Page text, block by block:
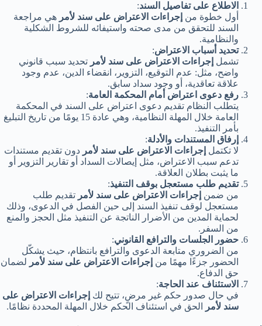
الاطلاع على تفاصيل السند:
أول خطوة من إجراءات الاعتراض على سند لأمر هي مراجعة
السند للتحقق من مدى صحته واستيفائه للشروط الشكلية
والنظامية.
تحديد أسباب الاعتراض:
تشمل إجراءات الاعتراض على سند لأمر تحديد سبب قانوني
واضح، مثل: عدم التوقيع، التزوير، انقضاء الدين، عدم وجود
علاقة تعاقدية، أو وجود سداد سابق.
رفع دعوى اعتراض أمام المحكمة العامة:
يتطلب النظام تقديم دعوى اعتراض على السند في المحكمة
العامة خلال المهلة النظامية، وهي عادة 15 يومًا من تاريخ التبليغ
بأمر التنفيذ.
إرفاق المستندات والأدلة:
لا تكتمل إجراءات الاعتراض على سند لأمر دون تقديم مستندات
تدعم سبب الاعتراض، مثل إيصالات السداد أو تقارير التزوير أو
ما يثبت بطلان العلاقة.
تقديم طلب مستعجل بوقف التنفيذ:
من ضمن إجراءات الاعتراض على سند لأمر تقديم طلب
مستعجل لوقف تنفيذ السند إلى حين الفصل في الدعوى، وذلك
لحماية المدين من الأضرار الناتجة عن التنفيذ مثل الحجز والمنع
من السفر.
حضور الجلسات والترافع القانوني:
من الضروري متابعة الدعوى والترافع بانتظام، حيث يشكّل
الحضور جزءًا مهمًا من إجراءات الاعتراض على سند لأمر لضمان
حق الدفاع.
الاستئناف عند الحاجة:
في حال صدور حكم غير مرضٍ، تتيح لك إجراءات الاعتراض على
سند لأمر
الحق في استئناف الحكم خلال المهلة المحددة نظامًا.